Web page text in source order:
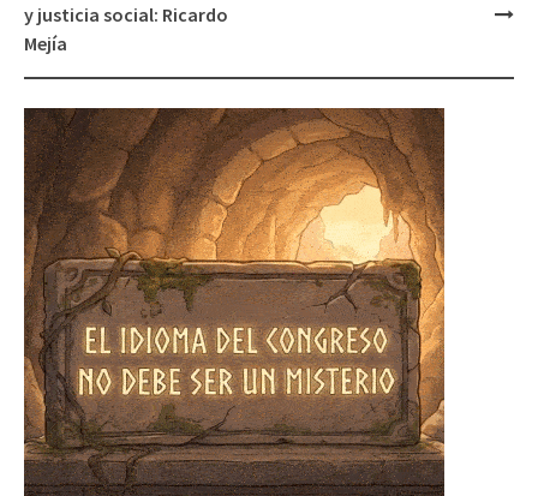
y justicia social: Ricardo
Mejía